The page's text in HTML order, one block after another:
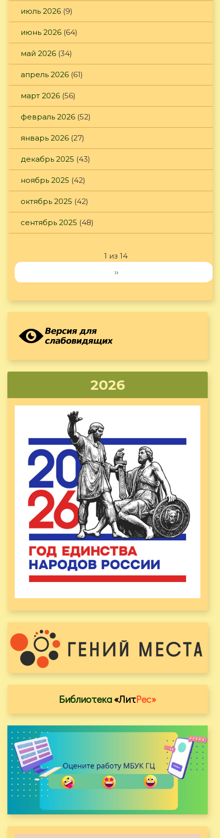
июль 2026 (9)
июнь 2026 (64)
май 2026 (34)
апрель 2026 (61)
март 2026 (56)
февраль 2026 (52)
январь 2026 (27)
декабрь 2025 (43)
ноябрь 2025 (42)
октябрь 2025 (42)
сентябрь 2025 (48)
1 из 14
››
2026
Библиотека«ЛитРес»